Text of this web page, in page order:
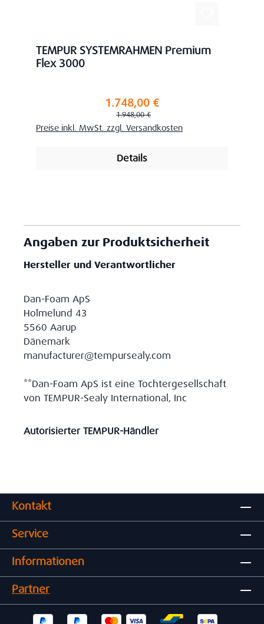
TEMPUR SYSTEMRAHMEN Premium
Flex 3000
Verkaufspreis:1.748,00 €
Regulärer Preis:
1.948,00 €
Preise inkl. MwSt. zzgl. Versandkosten
Details
Angaben zur Produktsicherheit
Hersteller und Verantwortlicher
Dan-Foam ApS
Holmelund 43
5560 Aarup
Dänemark
manufacturer@tempursealy.com
**Dan-Foam ApS ist eine Tochtergesellschaft
von TEMPUR-Sealy International, Inc
Autorisierter TEMPUR-Händler
Kontakt
Service
Informationen
Partner